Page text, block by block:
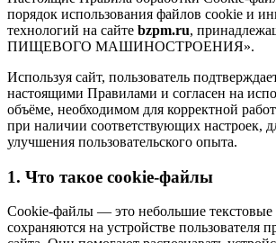
порядок использования файлов cookie и
технологий на сайте bzpm.ru,
ПИЩЕВОГО МАШИНОСТРОЕНИЯ».
Используя сайт, пользователь
настоящими Правилами и согласен на
объёме, необходимом для корректной
при наличии соответствующих настроек,
улучшения пользовательского опыта.
1. Что такое cookie-файлы
Cookie-файлы — это небольшие
сохраняются на устройстве пользователя